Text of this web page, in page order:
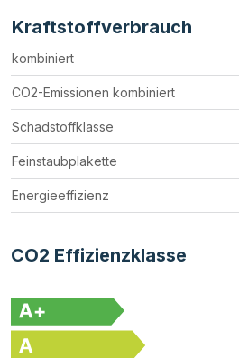
Kraftstoffverbrauch
kombiniert
CO2-Emissionen kombiniert
Schadstoffklasse
Feinstaubplakette
Energieeffizienz
CO2 Effizienzklasse